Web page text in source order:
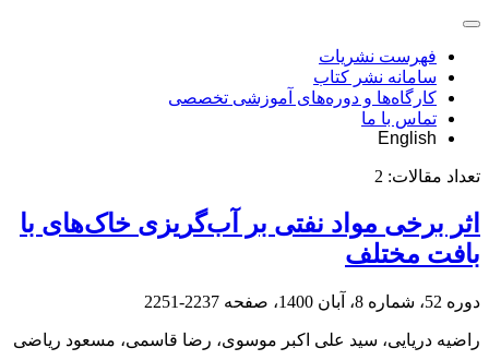
فهرست نشریات
سامانه نشر کتاب
کارگاه‌ها و دوره‌های آموزشی تخصصی
تماس با ما
English
تعداد مقالات: 2
اثر برخی مواد نفتی بر آب‌گریزی خاک‌های با
بافت مختلف
دوره 52، شماره 8، آبان 1400، صفحه 2237-2251
راضیه دریایی، سید علی اکبر موسوی، رضا قاسمی، مسعود ریاضی